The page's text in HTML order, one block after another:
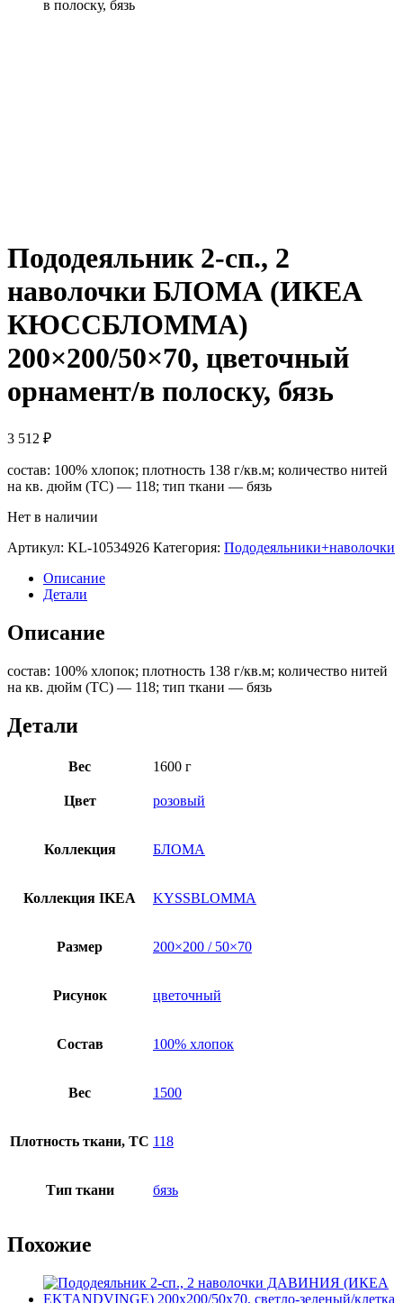
в полоску, бязь
Пододеяльник 2-сп., 2
наволочки БЛОМА (ИКЕА
КЮССБЛОММА)
200×200/50×70, цветочный
орнамент/в полоску, бязь
3 512 ₽
состав: 100% хлопок; плотность 138 г/кв.м; количество нитей
на кв. дюйм (TC) — 118; тип ткани — бязь
Нет в наличии
Артикул: KL-10534926 Категория: Пододеяльники+наволочки
Описание
Детали
Описание
состав: 100% хлопок; плотность 138 г/кв.м; количество нитей
на кв. дюйм (TC) — 118; тип ткани — бязь
Детали
Вес 1600 г
Цвет розовый
Коллекция БЛОМА
Коллекция IKEA KYSSBLOMMA
Размер 200×200 / 50×70
Рисунок цветочный
Состав 100% хлопок
Вес 1500
Плотность ткани, TC 118
Тип ткани бязь
Похожие